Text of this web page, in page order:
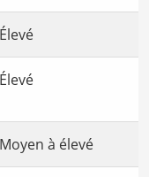
Élevé
Élevé
Moyen à élevé